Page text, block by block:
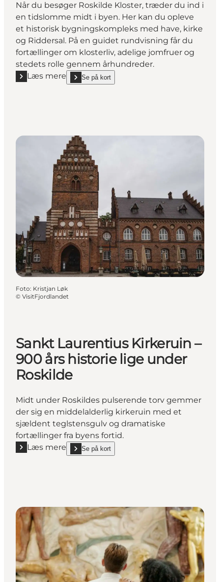
Når du besøger Roskilde Kloster, træder du ind i
en tidslomme midt i byen. Her kan du opleve
et historisk bygningskompleks med have, kirke
og Riddersal. På en guidet rundvisning får du
fortællinger om klosterliv, adelige jomfruer og
stedets rolle gennem århundreder.
Læs mere
Læs mere "Roskilde Kloster – Rundvisning i en
Se på kort
show Roskilde Kloster – Rundvisning i en
Foto: Kristjan Løk
© VisitFjordlandet
Sankt Laurentius Kirkeruin –
900 års historie lige under
Roskilde
Midt under Roskildes pulserende torv gemmer
der sig en middelalderlig kirkeruin med et
sjældent teglstensgulv og dramatiske
fortællinger fra byens fortid.
Læs mere
Læs mere "Sankt Laurentius Kirkeruin – 900 års
Se på kort
show Sankt Laurentius Kirkeruin – 900 års historie